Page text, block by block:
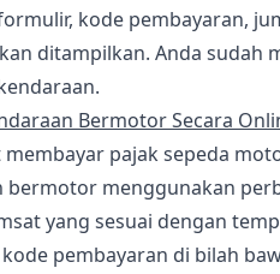
kode pembayaran,
ditampilkan. Anda
Bermotor Secara
pajak sepeda
menggunakan
yang sesuai dengan
pembayaran di bilah